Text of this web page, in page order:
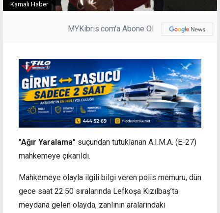
Kamalı Haber
MYKibris.com'a Abone Ol
"Ağır Yaralama" suçundan tutuklanan A.I.M.A. (E-27)
mahkemeye çıkarıldı.
Mahkemeye olayla ilgili bilgi veren polis memuru, dün
gece saat 22.50 sıralarında Lefkoşa Kızılbaş’ta
meydana gelen olayda, zanlının aralarındaki